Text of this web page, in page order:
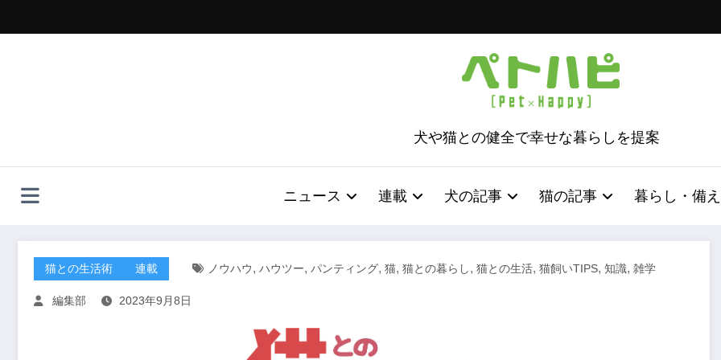
ッ
犬や猫との健全で幸せな暮らしを提案
ニュース 連載 犬の記事 猫の記事 暮らし・備え
猫との生活術 連載 ノウハウ, ハウツー, パンティング, 猫, 猫との暮らし, 猫との生活, 猫飼いTIPS, 知識, 雑学
編集部 2023年9月8日